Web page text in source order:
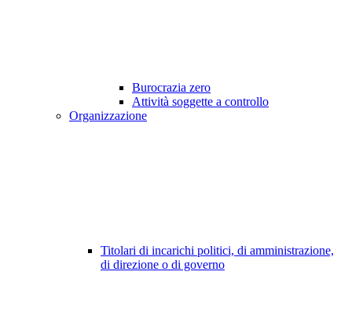
Burocrazia zero
Attività soggette a controllo
Organizzazione
Titolari di incarichi politici, di amministrazione,
di direzione o di governo